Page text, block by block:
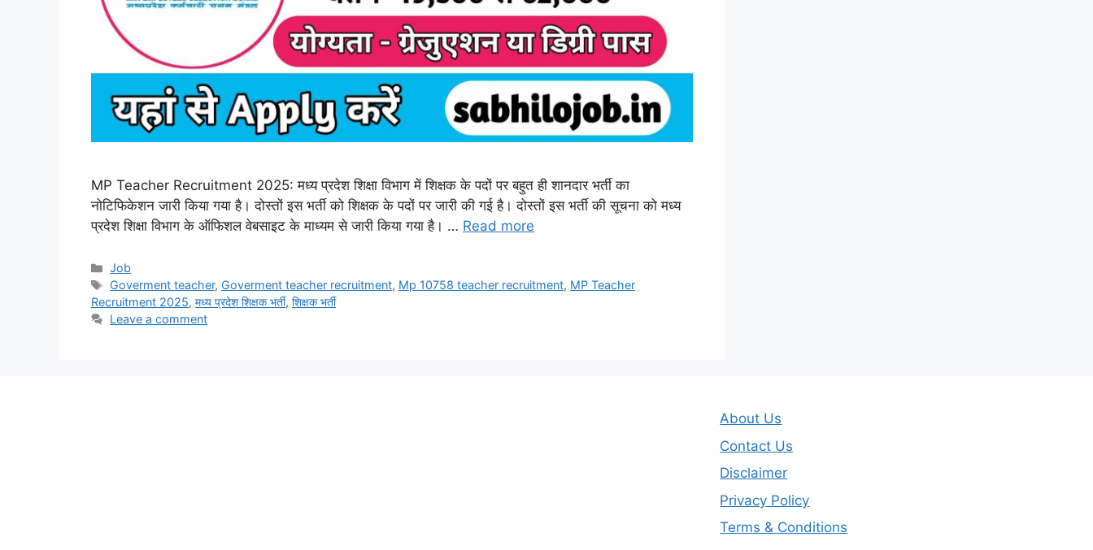
MP Teacher Recruitment 2025: मध्य प्रदेश शिक्षा विभाग में शिक्षक के पदों पर बहुत ही शानदार भर्ती का
नोटिफिकेशन जारी किया गया है। दोस्तों इस भर्ती को शिक्षक के पदों पर जारी की गई है। दोस्तों इस भर्ती की सूचना को मध्य
प्रदेश शिक्षा विभाग के ऑफिशल वेबसाइट के माध्यम से जारी किया गया है। … Read more
Categories
Job
Tags
Goverment teacher, Goverment teacher recruitment, Mp 10758 teacher recruitment, MP Teacher
Recruitment 2025, मध्य प्रदेश शिक्षक भर्ती, शिक्षक भर्ती
Leave a comment
About Us
Contact Us
Disclaimer
Privacy Policy
Terms & Conditions